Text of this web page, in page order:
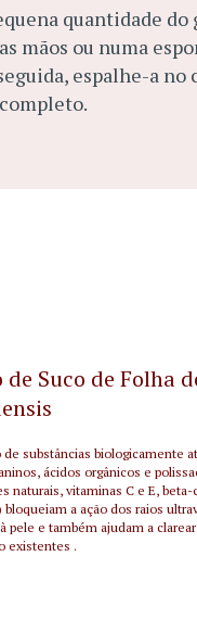
quantidade do
mãos ou numa
espalhe-a no
Suco de Folha
de substâncias biologicamente
ácidos orgânicos e
naturais, vitaminas C e E,
bloqueiam a ação dos raios
pele e também ajudam a
existentes .